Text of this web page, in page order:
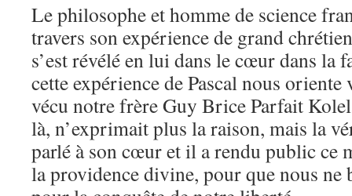
Le philosophe et homme de science
travers son expérience de grand
s’est révélé en lui dans le cœur dans la
cette expérience de Pascal nous oriente
vécu notre frère Guy Brice Parfait
là, n’exprimait plus la raison, mais la
parlé à son cœur et il a rendu public ce
la providence divine, pour que nous ne